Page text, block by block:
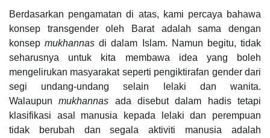
Berdasarkan pengamatan di atas, kami percaya bahawa
konsep transgender oleh Barat adalah sama dengan
konsepmukhannas di dalam Islam. Namun begitu, tidak
seharusnya untuk kita membawa idea yang boleh
mengelirukan masyarakat seperti pengiktirafan gender dari
segi undang-undang selain lelaki dan wanita.
Walaupunmukhannas ada disebut dalam hadis tetapi
klasifikasi asal manusia kepada lelaki dan perempuan
tidak berubah dan segala aktiviti manusia adalah